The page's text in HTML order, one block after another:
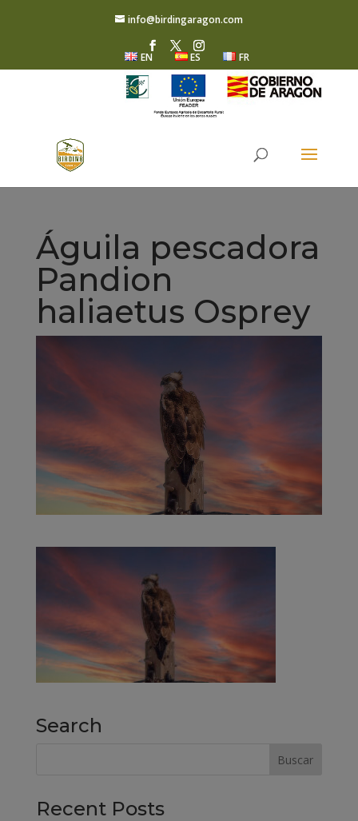
info@birdingaragon.com
EN ES FR
Águila pescadora
Pandion
haliaetus Osprey
Search
Recent Posts